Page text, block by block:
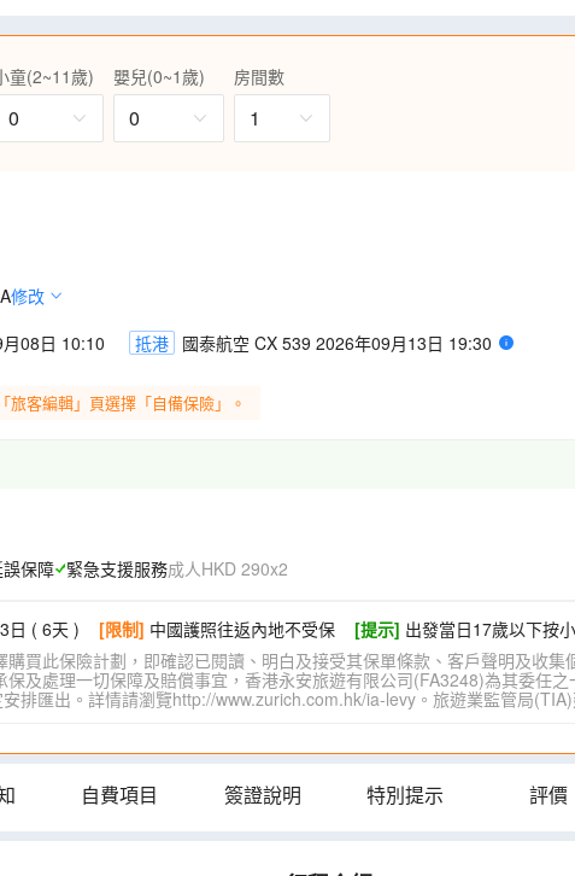
乘的過程中可以完全的欣賞到立山黑部
卡紅葉初雪秘境，被日本人視為神之
森林環繞，大正池、田代池等分佈在
紅的浪漫: 「世界文化遺產」白川鄉合
川家康下令建造具代表性的平地城堡~
美麗的四季花海與醉紅秋葉。(註4,5)
童(2~11歲)
0
嬰兒(0~1歲)
0
房間數
1
修改
08日 10:10 抵港 國泰航空 CX 539 2026年09月13日 19:30
旅客編輯」頁選擇「自備保險」。
保障 緊急支援服務成人HKD 290x2
日 ( 6天 ) [限制] 中國護照往返內地不受保 [提示] 出發當日17歲以下按
買此保險計劃，即確認已閱讀、明白及接受其保單條款、客戶聲明及收
及處理一切保障及賠償事宜，香港永安旅遊有限公司(FA3248)為其委任
排匯出。詳情請瀏覽http://www.zurich.com.hk/ia-levy。旅遊業監管局
自費項目 簽證說明 特別提示 評價